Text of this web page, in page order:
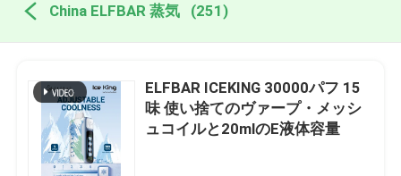
China ELFBAR 蒸気 (251)
ELFBAR ICEKING 30000パフ 15
味 使い捨てのヴァープ・メッシ
ュコイルと20mlのE液体容量